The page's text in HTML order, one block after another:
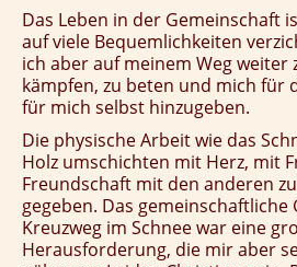
Das Leben in der Gemeinschaft
auf viele Bequemlichkeiten
ich aber auf meinem Weg weiter
kämpfen, zu beten und mich für
für mich selbst hinzugeben.
Die physische Arbeit wie das
Holz umschichten mit Herz, mit
Freundschaft mit den anderen
gegeben. Das
Kreuzweg im Schnee war eine
Herausforderung, die mir aber